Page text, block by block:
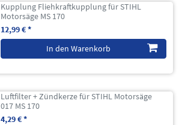
Kupplung Fliehkraftkupplung für STIHL
Motorsäge MS 170
12,99 € *
In den Warenkorb
Luftfilter + Zündkerze für STIHL Motorsäge
017 MS 170
4,29 € *